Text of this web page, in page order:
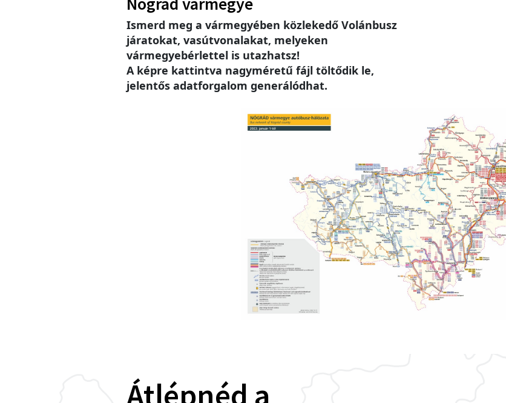
Ismerd meg a vármegyében közlekedő Volánbusz
járatokat, vasútvonalakat, melyeken
vármegyebérlettel is utazhatsz!
A képre kattintva nagyméretű fájl töltődik le,
jelentős adatforgalom generálódhat.
Image
Átlépnéd a